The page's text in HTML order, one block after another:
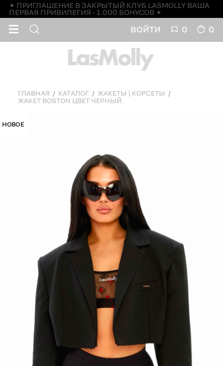
✦ ПРИГЛАШЕНИЕ В ЗАКРЫТЫЙ КЛУБ LASMOLLY ВАША
ПЕРВАЯ ПРИВИЛЕГИЯ - 1.000 БОНУСОВ ✦
ВОЙТИ 0 0
ГЛАВНАЯ КАТАЛОГ
ЖАКЕТЫ | КОРСЕТЫ
ЖАКЕТ BOSTON ЦВЕТ ЧЕРНЫЙ
НОВОЕ